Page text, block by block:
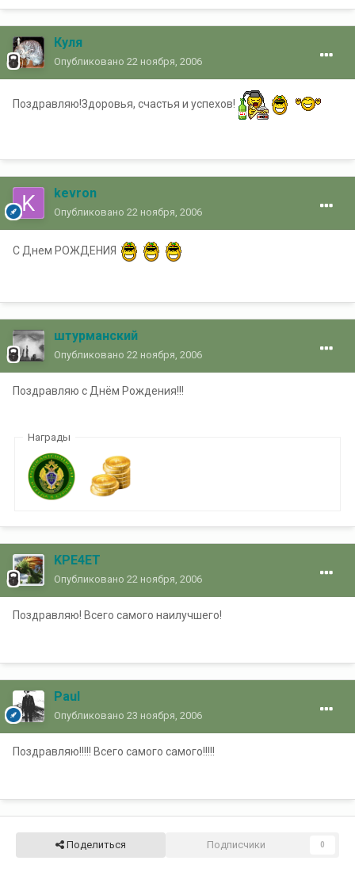
Куля
Опубликовано 22 ноября, 2006
Поздравляю!Здоровья, счастья и успехов!
kevron
Опубликовано 22 ноября, 2006
С Днем РОЖДЕНИЯ
штурманский
Опубликовано 22 ноября, 2006
Поздравляю с Днём Рождения!!!
Награды
KPE4ET
Опубликовано 22 ноября, 2006
Поздравляю! Всего самого наилучшего!
Paul
Опубликовано 23 ноября, 2006
Поздравляю!!!!! Всего самого самого!!!!!
Поделиться Подписчики 0